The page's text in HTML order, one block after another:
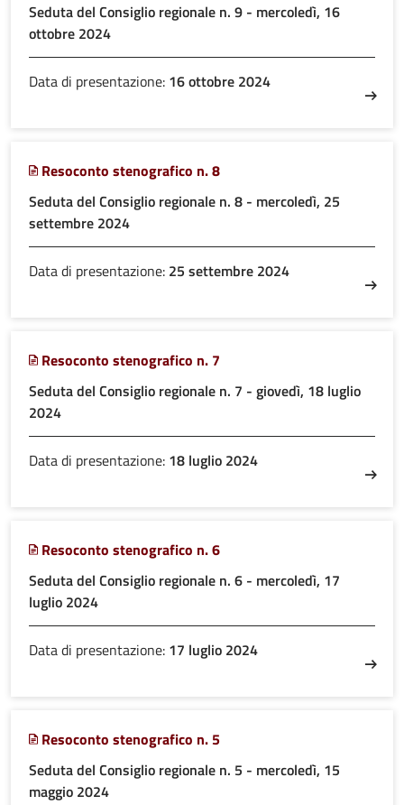
Seduta del Consiglio regionale n. 9 - mercoledì, 16
ottobre 2024
Data di presentazione: 16 ottobre 2024
Resoconto stenografico n. 8
Seduta del Consiglio regionale n. 8 - mercoledì, 25
settembre 2024
Data di presentazione: 25 settembre 2024
Resoconto stenografico n. 7
Seduta del Consiglio regionale n. 7 - giovedì, 18 luglio
2024
Data di presentazione: 18 luglio 2024
Resoconto stenografico n. 6
Seduta del Consiglio regionale n. 6 - mercoledì, 17
luglio 2024
Data di presentazione: 17 luglio 2024
Resoconto stenografico n. 5
Seduta del Consiglio regionale n. 5 - mercoledì, 15
maggio 2024